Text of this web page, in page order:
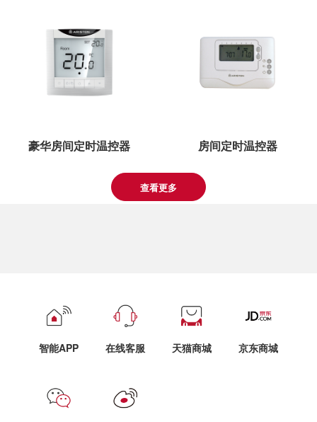
豪华房间定时温控器 房间定时温控器
查看更多
智能APP 在线客服 天猫商城 京东商城